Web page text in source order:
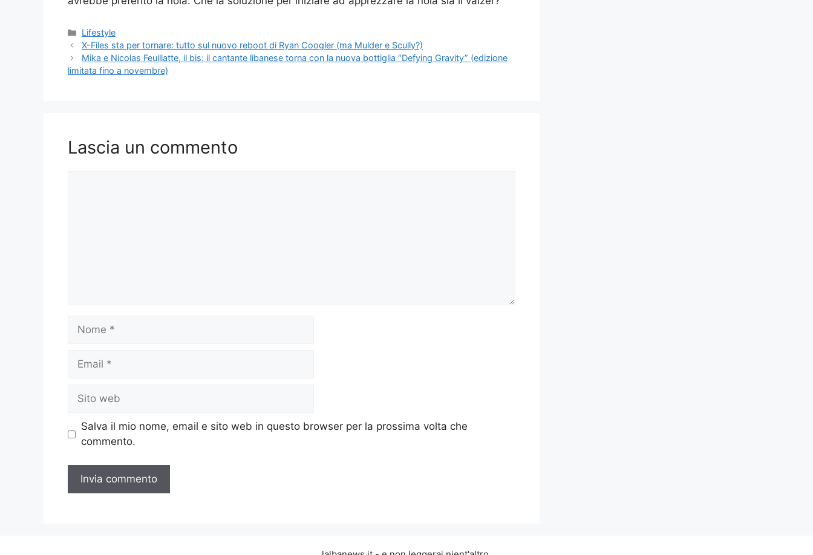
Categorie
Lifestyle
X-Files sta per tornare: tutto sul nuovo reboot di Ryan Coogler (ma Mulder e Scully?)
Mika e Nicolas Feuillatte, il bis: il cantante libanese torna con la nuova bottiglia “Defying Gravity” (edizione
limitata fino a novembre)
Lascia un commento
Nome
Email
Sito
web
Salva il mio nome, email e sito web in questo browser per la prossima volta che
commento.